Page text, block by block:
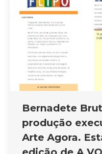
Bernadete
produção
Arte Agora.